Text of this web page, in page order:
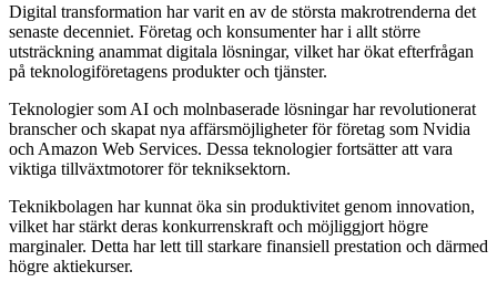
Digital transformation har varit en av de största makrotrenderna det
senaste decenniet. Företag och konsumenter har i allt större
utsträckning anammat digitala lösningar, vilket har ökat efterfrågan
på teknologiföretagens produkter och tjänster.
Teknologier som AI och molnbaserade lösningar har revolutionerat
branscher och skapat nya affärsmöjligheter för företag som Nvidia
och Amazon Web Services. Dessa teknologier fortsätter att vara
viktiga tillväxtmotorer för tekniksektorn.
Teknikbolagen har kunnat öka sin produktivitet genom innovation,
vilket har stärkt deras konkurrenskraft och möjliggjort högre
marginaler. Detta har lett till starkare finansiell prestation och därmed
högre aktiekurser.